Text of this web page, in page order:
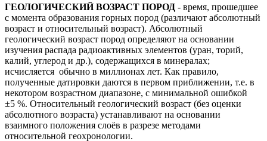
ГЕОЛОГИЧЕСКИЙ ВОЗРАСТ ПОРОД - время, прошедшее
с момента образования горных пород (различают абсолютный
возраст и относительный возраст). Абсолютный
геологический возраст пород определяют на основании
изучения распада радиоактивных элементов (уран, торий,
калий, углерод и др.), содержащихся в минералах;
исчисляется обычно в миллионах лет. Как правило,
полученные датировки даются в первом приближении, т.е. в
некотором возрастном диапазоне, с минимальной ошибкой
±5 %. Относительный геологический возраст (без оценки
абсолютного возраста) устанавливают на основании
взаимного положения слоёв в разрезе методами
относительной геохронологии.